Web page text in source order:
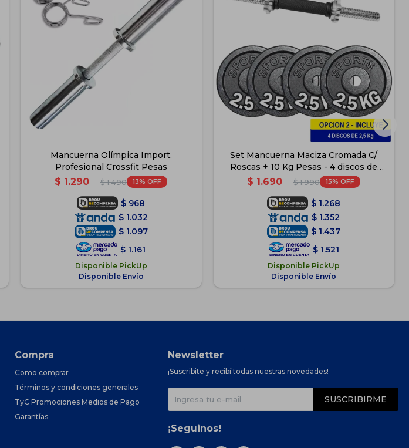
Mancuerna Olímpica Import.
Profesional Crossfit Pesas
$ 1.290 $ 1.490 13
$ 968
$ 1.032
$ 1.097
$ 1.161
Disponible PickUp
Disponible Envío
Set Mancuerna Maciza Cromada C/
Roscas + 10 Kg Pesas - 4 discos de
2.5kg
$ 1.690 $ 1.990 15
$ 1.268
$ 1.352
$ 1.437
$ 1.521
Disponible PickUp
Disponible Envío
Compra
Como comprar
Términos y condiciones generales
TyC Promociones Medios de Pago
Garantías
Newsletter
¡Suscribite y recibí todas nuestras novedades!
SUSCRIBIRME
¡Seguinos!